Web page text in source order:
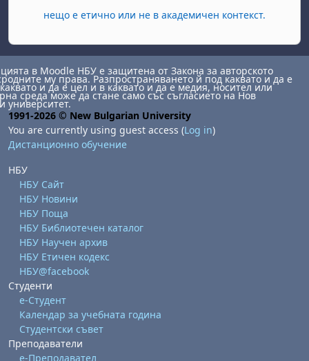
нещо е етично или не в академичен контекст.
в Moodle НБУ е защитена от Закона за авторското
му права. Разпространяването й под каквато и да е
и да е цел и в каквато и да е медия, носител или
среда може да стане само със съгласието на Нов
университет.
1991-2026 © New Bulgarian University
You are currently using guest access (Log in)
Дистанционно обучение
НБУ
НБУ Сайт
НБУ Новини
НБУ Поща
НБУ Библиотечен каталог
НБУ Научен архив
НБУ Етичен кодекс
НБУ@facebook
Студенти
е-Студент
Календар за учебната година
Студентски съвет
Преподаватели
е-Преподавател